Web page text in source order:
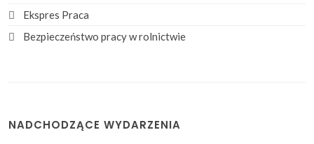
Ekspres Praca
Bezpieczeństwo pracy w rolnictwie
NADCHODZĄCE WYDARZENIA